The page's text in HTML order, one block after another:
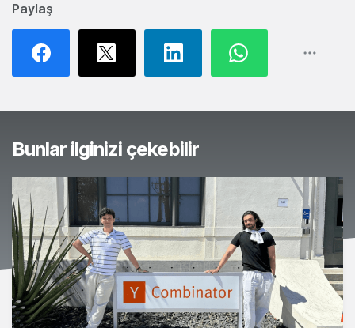
Paylaş
Bunlar ilginizi çekebilir